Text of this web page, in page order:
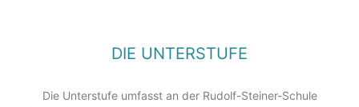
DIE UNTERSTUFE
Die Unterstufe umfasst an der Rudolf-Steiner-Schule